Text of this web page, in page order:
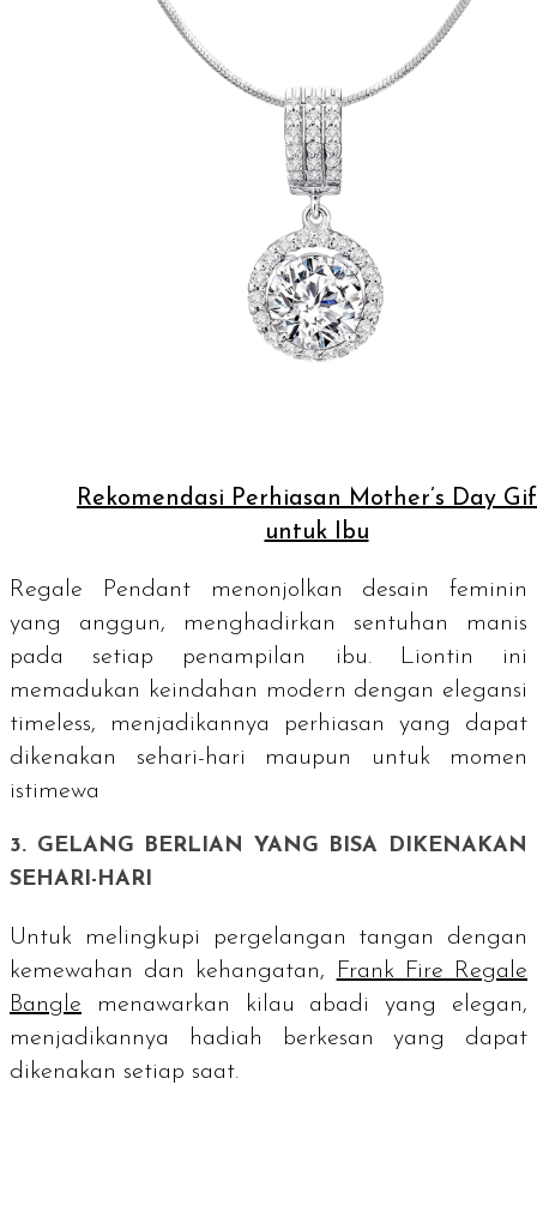
Rekomendasi Perhiasan Mother’s Day
untuk Ibu
Regale Pendant menonjolkan desain feminin
yang anggun, menghadirkan sentuhan manis
pada setiap penampilan ibu. Liontin ini
memadukan keindahan modern dengan elegansi
timeless, menjadikannya perhiasan yang dapat
dikenakan sehari-hari maupun untuk momen
istimewa
3. GELANG BERLIAN YANG BISA DIKENAKAN
SEHARI-HARI
Untuk melingkupi pergelangan tangan dengan
kemewahan dan kehangatan,
Frank Fire Regale
Bangle menawarkan kilau abadi yang elegan,
menjadikannya hadiah berkesan yang dapat
dikenakan setiap saat.